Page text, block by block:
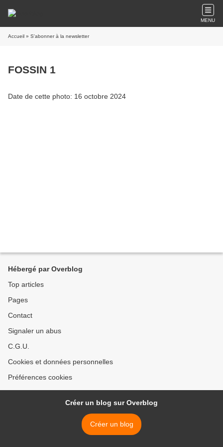
MENU
Accueil » S'abonner à la newsletter
FOSSIN 1
Date de cette photo: 16 octobre 2024
Hébergé par Overblog
Top articles
Pages
Contact
Signaler un abus
C.G.U.
Cookies et données personnelles
Préférences cookies
Créer un blog sur Overblog
Créer un blog